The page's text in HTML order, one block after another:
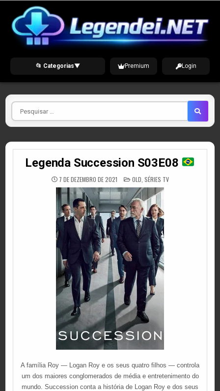
content
📂 Categorias▼ Premium Login
Pesquisar
por
Legenda Succession S03E08
7 DE DEZEMBRO DE 2021 POSTED
IN
OLD SÉRIES TV
A família Roy — Logan Roy e os seus quatro filhos — controla
um dos maiores conglomerados de média e entretenimento do
mundo. Succession conta a história de Logan Roy e dos seus